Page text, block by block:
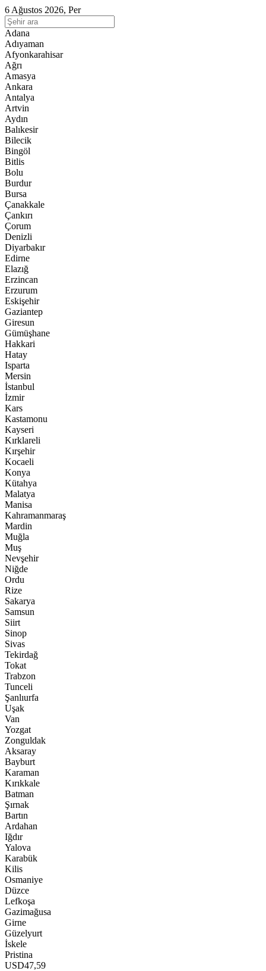
6 Ağustos 2026, Per
Adana
Adıyaman
Afyonkarahisar
Ağrı
Amasya
Ankara
Antalya
Artvin
Aydın
Balıkesir
Bilecik
Bingöl
Bitlis
Bolu
Burdur
Bursa
Çanakkale
Çankırı
Çorum
Denizli
Diyarbakır
Edirne
Elazığ
Erzincan
Erzurum
Eskişehir
Gaziantep
Giresun
Gümüşhane
Hakkari
Hatay
Isparta
Mersin
İstanbul
İzmir
Kars
Kastamonu
Kayseri
Kırklareli
Kırşehir
Kocaeli
Konya
Kütahya
Malatya
Manisa
Kahramanmaraş
Mardin
Muğla
Muş
Nevşehir
Niğde
Ordu
Rize
Sakarya
Samsun
Siirt
Sinop
Sivas
Tekirdağ
Tokat
Trabzon
Tunceli
Şanlıurfa
Uşak
Van
Yozgat
Zonguldak
Aksaray
Bayburt
Karaman
Kırıkkale
Batman
Şırnak
Bartın
Ardahan
Iğdır
Yalova
Karabük
Kilis
Osmaniye
Düzce
Lefkoşa
Gazimağusa
Girne
Güzelyurt
İskele
Pristina
USD47,59